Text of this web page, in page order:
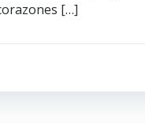
[…]